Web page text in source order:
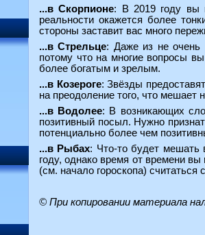
...в Скорпионе: В 2019 году вы
реальности окажется более
стороны заставит вас много
...в Стрельце: Даже из не очень
потому что на многие вопросы
более богатым и зрелым.
...в Козероге: Звёзды
на преодоление того, что мешает
...в Водолее: В возникающих
позитивный посыл. Нужно
потенциально более чем
...в Рыбах: Что-то будет мешать
году, однако время от времени
(см. начало гороскопа)
© При копировании материала